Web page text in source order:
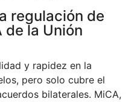
regulación de
de la Unión
y rapidez en la
pero solo cubre el
bilaterales. MiCA,